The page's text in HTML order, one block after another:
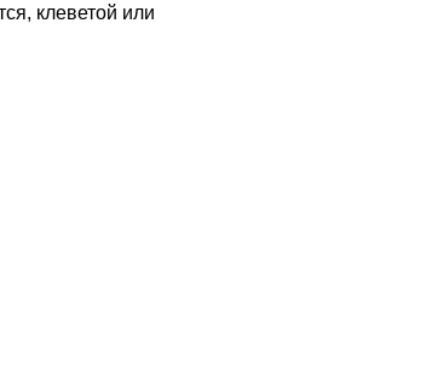
клеветой или